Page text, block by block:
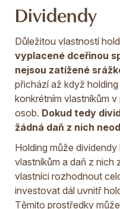
Dividendy
Důležitou vlastností
vyplacené dceřinou
nejsou zatížené
přichází až když
konkrétním vlastníkům
osob. Dokud tedy
žádná daň z nich
Holding může
vlastníkům a daň z nich
vlastníci rozhodnout
investovat dál uvnitř
Těmito prostředky